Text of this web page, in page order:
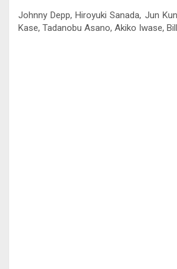
Johnny Depp, Hiroyuki Sanada, Jun
Kase, Tadanobu Asano, Akiko Iwase,